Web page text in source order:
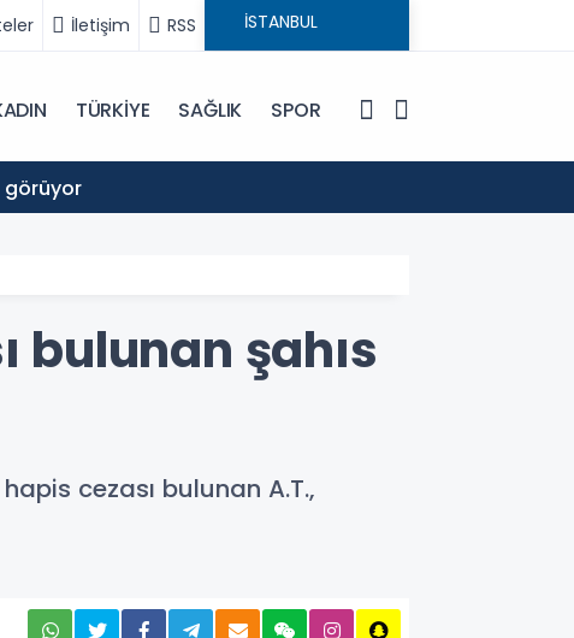
İletişim RSS
TÜRKİYE SAĞLIK SPOR
görüyor
bulunan şahıs
cezası bulunan A.T.,